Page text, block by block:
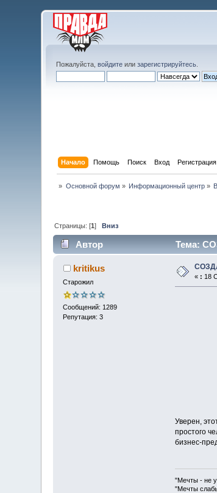
Пожалуйста,войдите илизарегистрируйтесь
Начало Помощь Поиск Вход Регистрация
» Основной форум » Информационный центр »
Страницы: [1]Вниз
Автор Тема:
kritikus
Старожил
Сообщений: 1289
Репутация: 3
« : 18
Уверен,
простого
бизнес-
"Мечты - не
"Мечты